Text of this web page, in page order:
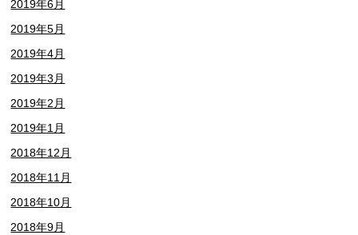
2019年6月
2019年5月
2019年4月
2019年3月
2019年2月
2019年1月
2018年12月
2018年11月
2018年10月
2018年9月